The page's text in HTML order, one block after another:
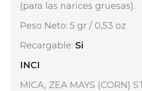
(para las narices gruesas).
Peso Neto: 5 gr / 0,53 oz
Recargable: Si
INCI
MICA, ZEA MAYS (CORN)